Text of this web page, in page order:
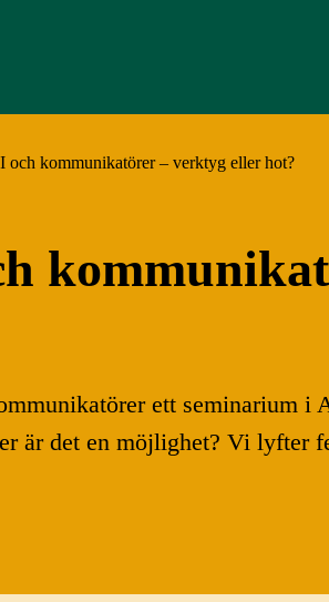
och kommunikatörer – verktyg eller hot?
ett seminarium
är det en möjlighet? Vi lyfter